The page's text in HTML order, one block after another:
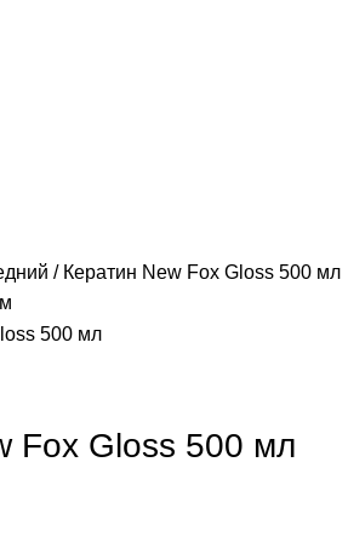
Кератин New Fox Gloss 500 мл
Fox Gloss 500 мл